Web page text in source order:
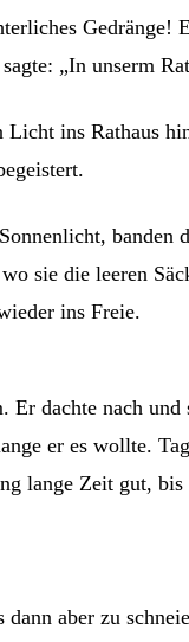
Gedränge!
„In unserm
ins Rathaus
banden
sie die leeren
ins Freie.
dachte nach und
er es wollte.
lange Zeit gut,
aber zu